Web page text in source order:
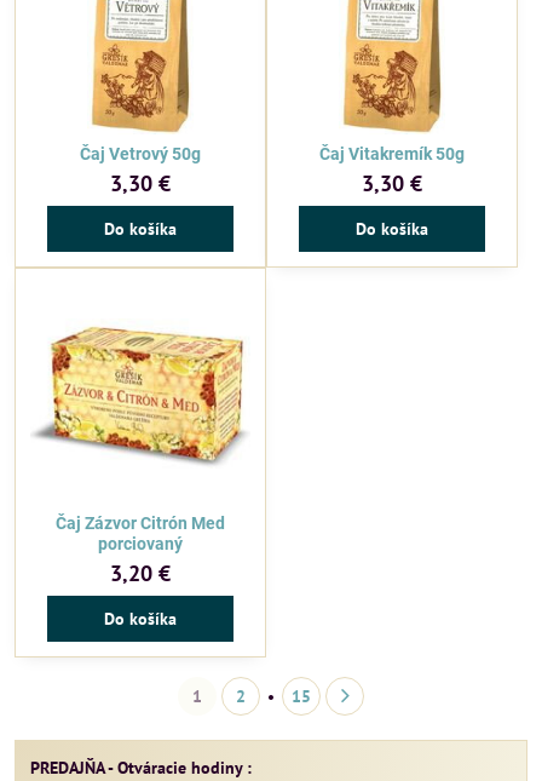
Čaj Vetrový 50g
3,30 €
Do košíka
Čaj Vitakremík 50g
3,30 €
Do košíka
Čaj Zázvor Citrón Med
porciovaný
3,20 €
Do košíka
1 2 15
PREDAJŇA - Otváracie hodiny :